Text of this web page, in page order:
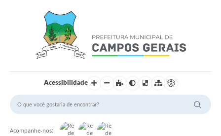
Acessibilidade
Acompanhe-nos: